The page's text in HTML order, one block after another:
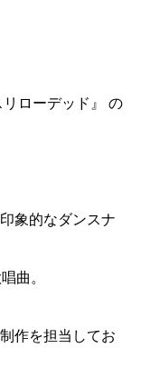
リローデッド』 の
象的なダンスナ
曲。
作を担当してお